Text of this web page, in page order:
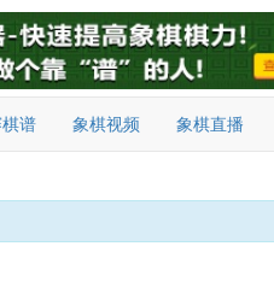
棋谱 象棋视频 象棋直播